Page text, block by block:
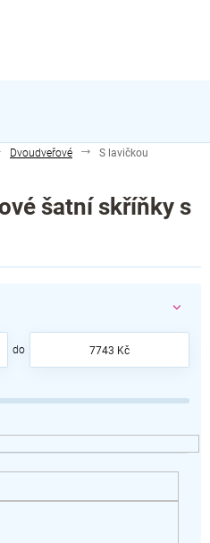
Dvoudveřové S lavičkou
šatní skříňky s
7743 Kč